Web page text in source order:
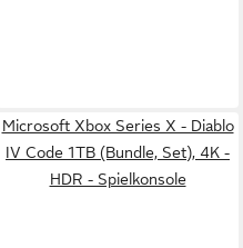
Microsoft Xbox Series X - Diablo
IV Code 1TB (Bundle, Set), 4K -
HDR - Spielkonsole